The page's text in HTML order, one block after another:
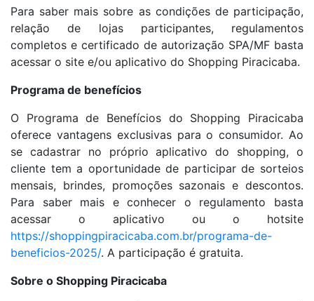
Para saber mais sobre as condições de participação,
relação de lojas participantes, regulamentos
completos e certificado de autorização SPA/MF basta
acessar o site e/ou aplicativo do Shopping Piracicaba.
Programa de benefícios
O Programa de Benefícios do Shopping Piracicaba
oferece vantagens exclusivas para o consumidor. Ao
se cadastrar no próprio aplicativo do shopping, o
cliente tem a oportunidade de participar de sorteios
mensais, brindes, promoções sazonais e descontos.
Para saber mais e conhecer o regulamento basta
acessar o aplicativo ou o hotsite
https://shoppingpiracicaba.com.br/programa-de-
beneficios-2025/. A participação é gratuita.
Sobre o Shopping Piracicaba